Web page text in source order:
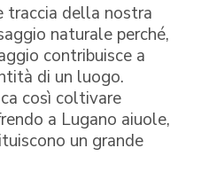
traccia della nostra
naturale perché,
contribuisce a
di un luogo.
così coltivare
a Lugano aiuole,
un grande